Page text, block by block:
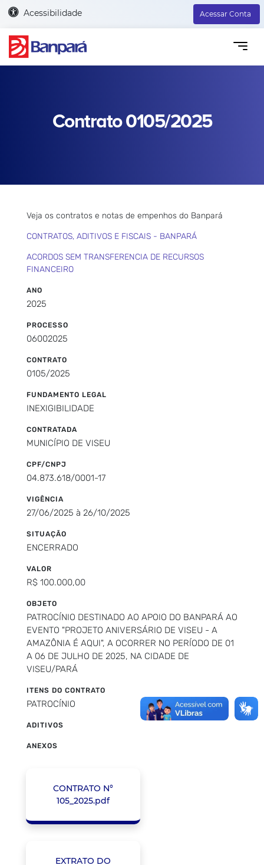
Acessibilidade Acessar Conta
Contrato 0105/2025
Veja os contratos e notas de empenhos do Banpará
CONTRATOS, ADITIVOS E FISCAIS - BANPARÁ
ACORDOS SEM TRANSFERENCIA DE RECURSOS
FINANCEIRO
ANO
2025
PROCESSO
06002025
CONTRATO
0105/2025
FUNDAMENTO LEGAL
INEXIGIBILIDADE
CONTRATADA
MUNICÍPIO DE VISEU
CPF/CNPJ
04.873.618/0001-17
VIGÊNCIA
27/06/2025 à 26/10/2025
SITUAÇÃO
ENCERRADO
VALOR
R$ 100.000,00
OBJETO
PATROCÍNIO DESTINADO AO APOIO DO BANPARÁ AO
EVENTO "PROJETO ANIVERSÁRIO DE VISEU - A
AMAZÔNIA É AQUI", A OCORRER NO PERÍODO DE 01
A 06 DE JULHO DE 2025, NA CIDADE DE
VISEU/PARÁ
ITENS DO CONTRATO
PATROCÍNIO
ADITIVOS
ANEXOS
CONTRATO N°
105_2025.pdf
EXTRATO DO